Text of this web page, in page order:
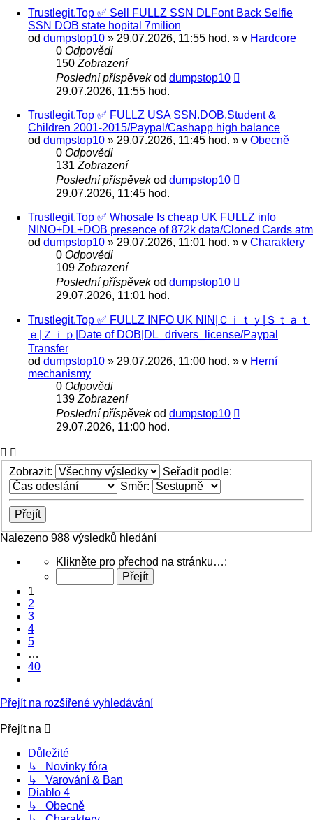
Trustlegit.Top ✅ Sell FULLZ SSN DLFont Back Selfie
SSN DOB state hopital 7milion
od dumpstop10 » 29.07.2026, 11:55 hod. » v Hardcore
0 Odpovědi
150 Zobrazení
Poslední příspěvekod dumpstop10
29.07.2026, 11:55 hod.
Trustlegit.Top ✅ FULLZ USA SSN.DOB.Student &
Сhildren 2001-2015/Paypal/Cashapp high balance
od dumpstop10 » 29.07.2026, 11:45 hod. » v Obecně
0 Odpovědi
131 Zobrazení
Poslední příspěvekod dumpstop10
29.07.2026, 11:45 hod.
Trustlegit.Top ✅ Whosale Is cheap UK FULLZ info
NINO+DL+DOB presence of 872k data/Cloned Cards atm
od dumpstop10 » 29.07.2026, 11:01 hod. » v Charaktery
0 Odpovědi
109 Zobrazení
Poslední příspěvekod dumpstop10
29.07.2026, 11:01 hod.
Trustlegit.Top ✅ FULLZ INFO UK NIN|Ｃｉｔｙ|Ｓｔａｔ
ｅ|Ｚｉｐ|Date of DOB|DL_drivers_license/Paypal
Transfer
od dumpstop10 » 29.07.2026, 11:00 hod. » v Herní
mechanismy
0 Odpovědi
139 Zobrazení
Poslední příspěvekod dumpstop10
29.07.2026, 11:00 hod.
Zobrazit:
Seřadit podle:
Směr:
Nalezeno 988 výsledků hledání
Stránka
z
40
Klikněte pro přechod na stránku…:
1
2
3
4
5
…
40
Přejít na rozšířené vyhledávání
Přejít na
Důležité
↳ Novinky fóra
↳ Varování & Ban
Diablo 4
↳ Obecně